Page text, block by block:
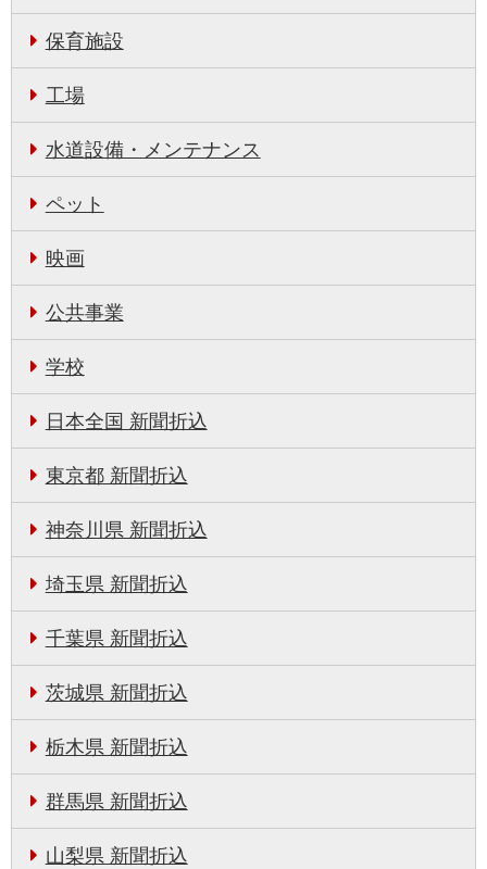
保育施設
工場
水道設備・メンテナンス
ペット
映画
公共事業
学校
日本全国 新聞折込
東京都 新聞折込
神奈川県 新聞折込
埼玉県 新聞折込
千葉県 新聞折込
茨城県 新聞折込
栃木県 新聞折込
群馬県 新聞折込
山梨県 新聞折込